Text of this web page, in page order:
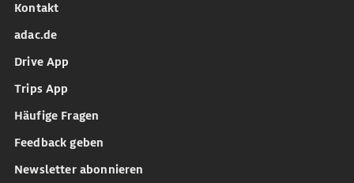
Kontakt
adac.de
Drive App
Trips App
Häufige Fragen
Feedback geben
Newsletter abonnieren